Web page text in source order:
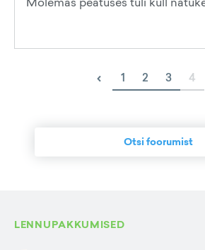
‹ 1 2 3 4
Otsi foorumist
LENNUPAKKUMISED